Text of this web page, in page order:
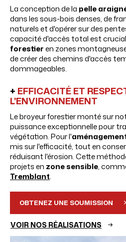
La conception de la pelle
dans les sous-bois denses, de
naturels et d'opérer sur des
capacité d'accès total est
forestieren zones
de créer des chemins d'accès
dommageables.
+ EFFICACITÉ ET
L'ENVIRONNEMENT
Le broyeur forestier monté sur
puissance exceptionnelle pour
végétation. Pour l'
mis sur l'efficacité, tout en
réduisant l'érosion. Cette
projets en zone sensible,
Tremblant.
OBTENEZ UNE SOUMISSION
VOIR NOS RÉALISATIONS